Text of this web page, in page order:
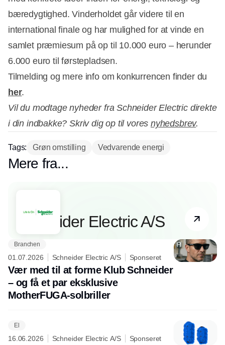
bæredygtighed. Vinderholdet går videre til en
international finale og har mulighed for at vinde en
samlet præmiesum på op til 10.000 euro – herunder
6.000 euro til førstepladsen.
Tilmelding og mere info om konkurrencen finder du
her.
Vil du modtage nyheder fra Schneider Electric direkte
i din indbakke? Skriv dig op til vores nyhedsbrev.
Tags: Grøn omstilling Vedvarende energi
Mere fra...
Partner
Schneider Electric A/S
Branchen
01.07.2026 Schneider Electric A/S Sponseret
Vær med til at forme Klub Schneider
– og få et par eksklusive
MotherFUGA-solbriller
El
16.06.2026 Schneider Electric A/S Sponseret